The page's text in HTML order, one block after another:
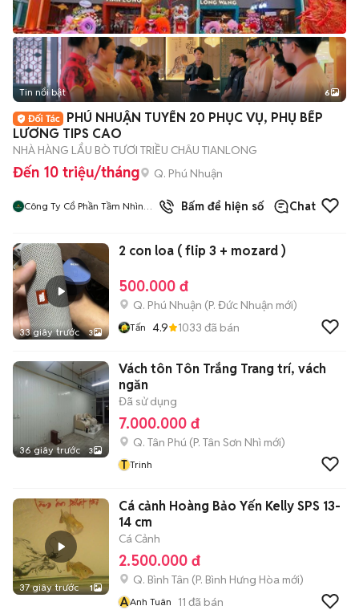
+2
Tin nổi bật 6
PHÚ NHUẬN TUYỂN 20 PHỤC VỤ, PHỤ BẾP
LƯƠNG TIPS CAO
NHÀ HÀNG LẨU BÒ TƯƠI TRIỀU CHÂU TIANLONG
Đến 10 triệu/tháng Q. Phú Nhuận
Công Ty Cổ Phần Tầm Nhìn
Bấm để hiện số Chat
33 giây trước 3
2 con loa ( flip 3 + mozard )
500.000 đ
Q. Phú Nhuận (P. Đức Nhuận mới)
Tấn 4.9 1033 đã bán
36 giây trước 3
Vách tôn Tôn Trắng Trang trí, vách
ngăn
Đã sử dụng
7.000.000 đ
Q. Tân Phú (P. Tân Sơn Nhì mới)
T Trinh
37 giây trước 1
Cá cảnh Hoàng Bảo Yến Kelly SPS 13-
14 cm
Cá Cảnh
2.500.000 đ
Q. Bình Tân (P. Bình Hưng Hòa mới)
AAnh Tuân 11 đã bán